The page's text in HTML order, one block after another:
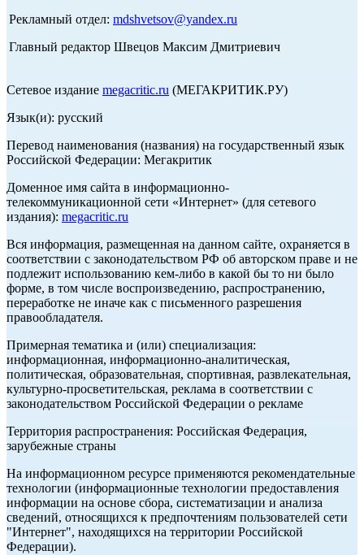
Рекламный отдел: mdshvetsov@yandex.ru
Главный редактор Швецов Максим Дмитриевич
Сетевое издание megacritic.ru (МЕГАКРИТИК.РУ)
Язык(и): русский
Перевод наименования (названия) на государственный язык
Российской Федерации: Мегакритик
Доменное имя сайта в информационно-
телекоммуникационной сети «Интернет» (для сетевого
издания): megacritic.ru
Вся информация, размещенная на данном сайте, охраняется в
соответствии с законодательством РФ об авторском праве и не
подлежит использованию кем-либо в какой бы то ни было
форме, в том числе воспроизведению, распространению,
переработке не иначе как с письменного разрешения
правообладателя.
Примерная тематика и (или) специализация:
информационная, информационно-аналитическая,
политическая, образовательная, спортивная, развлекательная,
культурно-просветительская, реклама в соответствии с
законодательством Российской Федерации о рекламе
Территория распространения: Российская Федерация,
зарубежные страны
На информационном ресурсе применяются рекомендательные
технологии (информационные технологии предоставления
информации на основе сбора, систематизации и анализа
сведений, относящихся к предпочтениям пользователей сети
"Интернет", находящихся на территории Российской
Федерации).